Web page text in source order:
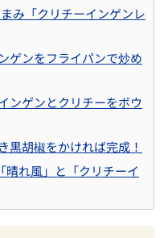
み「クリチーインゲンレ
ゲンをフライパンで炒め
ンゲンとクリチーをボウ
黒胡椒をかければ完成！
晴れ風」と「クリチーイ